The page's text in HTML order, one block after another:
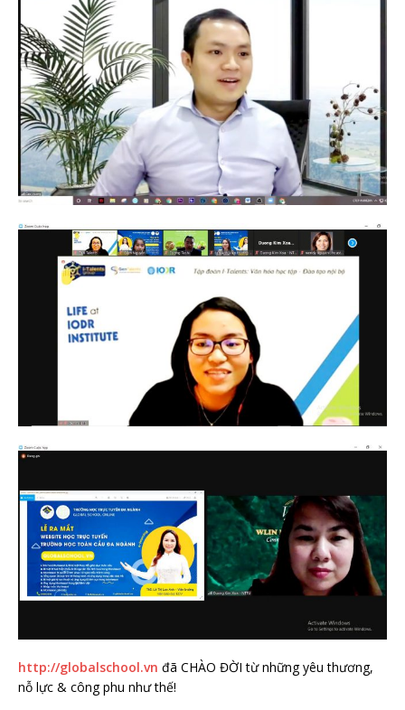
http://globalschool.vn đã CHÀO ĐỜI từ những yêu thương,
nỗ lực & công phu như thế!